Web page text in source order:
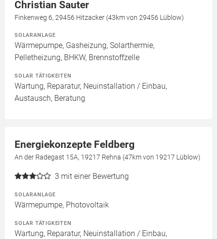
Christian Sauter
Finkenweg 6, 29456 Hitzacker (43km von 29456 Lüblow)
SOLARANLAGE
Wärmepumpe, Gasheizung, Solarthermie,
Pelletheizung, BHKW, Brennstoffzelle
SOLAR TÄTIGKEITEN
Wartung, Reparatur, Neuinstallation / Einbau,
Austausch, Beratung
Energiekonzepte Feldberg
An der Radegast 15A, 19217 Rehna (47km von 19217 Lüblow)
3 mit einer Bewertung
SOLARANLAGE
Wärmepumpe, Photovoltaik
SOLAR TÄTIGKEITEN
Wartung, Reparatur, Neuinstallation / Einbau,